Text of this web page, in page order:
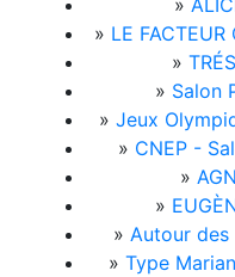
»
» LE
»
» Salon
» Jeux
» CNEP -
»
»
» Autour des
» Type